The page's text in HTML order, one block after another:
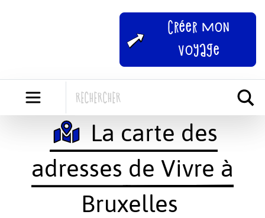
Créer mon
voyage
La carte des
adresses de Vivre à
Bruxelles